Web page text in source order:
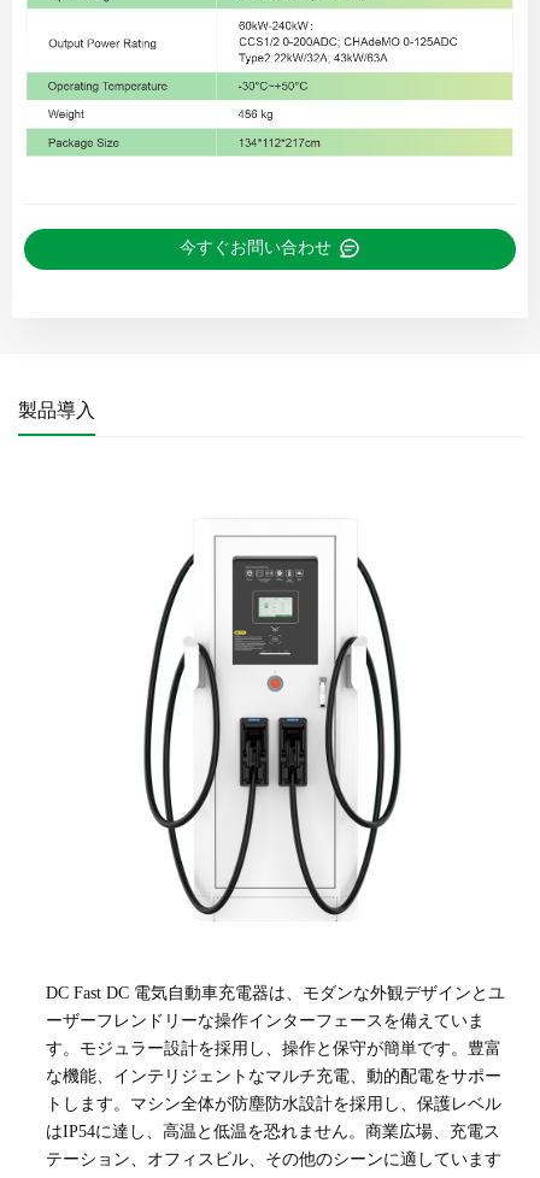
今すぐお問い合わせ
製品導入
DC Fast DC 電気自動車充電器は、モダンな外観デザインとユ
ーザーフレンドリーな操作インターフェースを備えていま
す。モジュラー設計を採用し、操作と保守が簡単です。豊富
な機能、インテリジェントなマルチ充電、動的配電をサポー
トします。マシン全体が防塵防水設計を採用し、保護レベル
はIP54に達し、高温と低温を恐れません。商業広場、充電ス
テーション、オフィスビル、その他のシーンに適しています